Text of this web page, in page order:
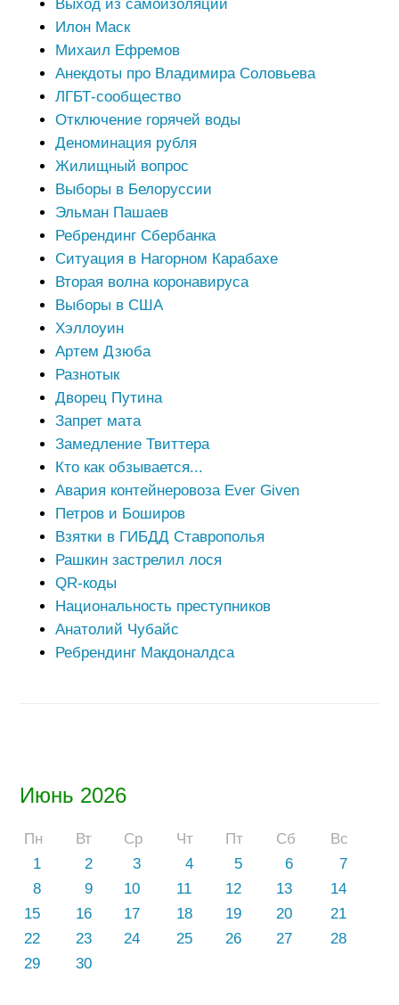
Июнь 2026
Пн Вт Ср Чт Пт Сб
Вс
1
2 3 4 5 6
7
8
9 10 11 12 13
14
15
16 17 18 19 20
21
22
23 24 25 26 27
28
29
30
Выход из самоизоляции
Илон Маск
Михаил Ефремов
Анекдоты про Владимира Соловьева
ЛГБТ-сообщество
Отключение горячей воды
Деноминация рубля
Жилищный вопрос
Выборы в Белоруссии
Эльман Пашаев
Ребрендинг Сбербанка
Ситуация в Нагорном Карабахе
Вторая волна коронавируса
Выборы в США
Хэллоуин
Артем Дзюба
Разнотык
Дворец Путина
Запрет мата
Замедление Твиттера
Кто как обзывается...
Авария контейнеровоза Ever Given
Петров и Боширов
Взятки в ГИБДД Ставрополья
Рашкин застрелил лося
QR-коды
Национальность преступников
Анатолий Чубайс
Ребрендинг Макдоналдса